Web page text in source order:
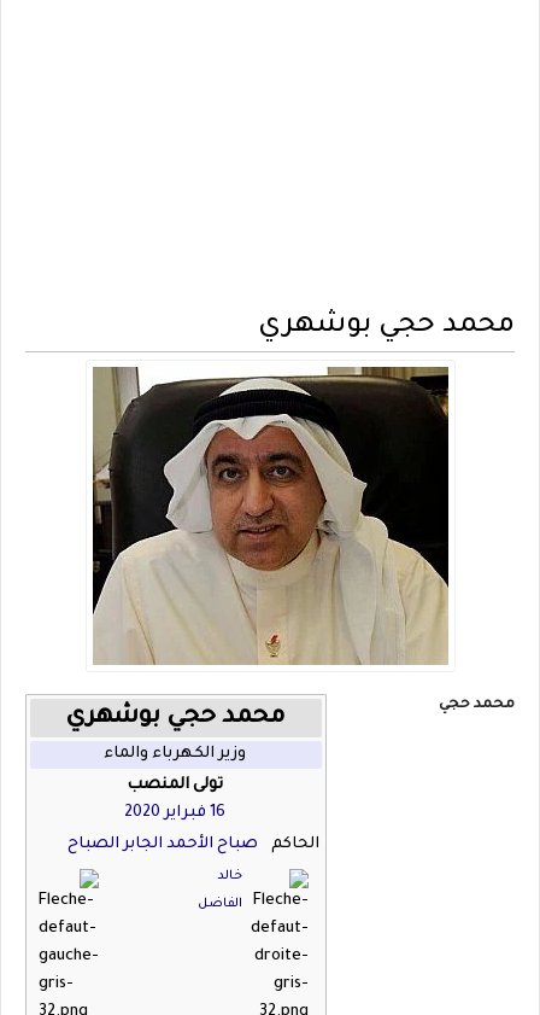
محمد حجي بوشهري
اذهب
محمد حجي بوشهري
وزير الكهرباء والماء
تولى المنصب
16 فبراير
2020
الحاكم
صباح الأحمد الجابر الصباح
خالد
الفاضل
محمد حجي